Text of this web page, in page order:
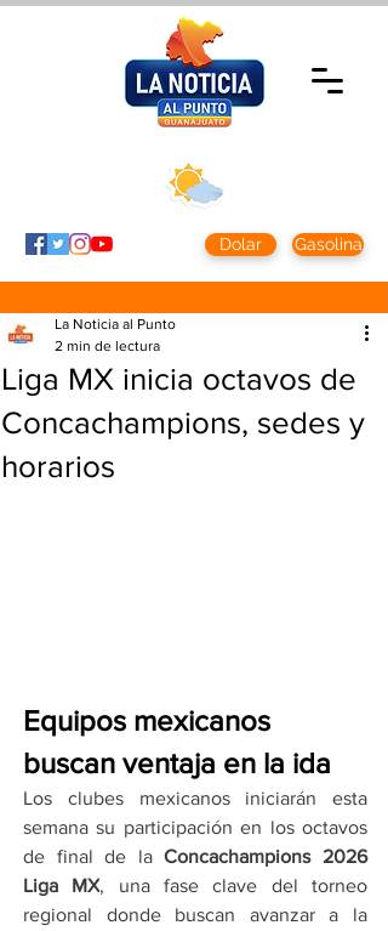
Dolar Gasolina
Liga MX inicia octavos de
Concachampions, sedes y
horarios
La Noticia al Punto
2 min de lectura
Equipos mexicanos
buscan ventaja en la ida
Los clubes mexicanos iniciarán esta
semana su participación en los octavos
de final de la Concachampions 2026
Liga MX, una fase clave del torneo
regional donde buscan avanzar a la